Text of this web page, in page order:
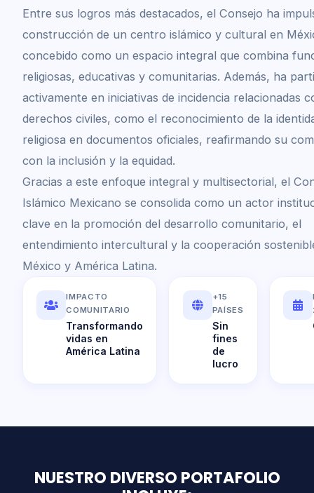
Entre sus logros más destacados, el Consejo ha
construcción de un centro islámico y cultural en
concebido como un espacio integral que combina
religiosas, educativas y comunitarias. Además, ha
activamente en iniciativas de incidencia relacionadas
derechos civiles, como el reconocimiento de la
religiosa en documentos oficiales, reafirmando su
con la inclusión y la equidad.
Gracias a este enfoque integral y multisectorial, el
Islámico Mexicano se consolida como un actor
clave en la promoción del desarrollo comunitario, el
entendimiento intercultural y la cooperación
México y América Latina.
IMPACTO
COMUNITARIO
Transformando
vidas en
América Latina
+15
PAÍSES
Sin
fines
de
lucro
NUESTRO DIVERSO PORTAFOLIO